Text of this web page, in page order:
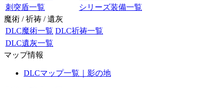
刺突盾一覧
シリーズ装備一覧
魔術 / 祈祷 / 遺灰
DLC魔術一覧 DLC祈祷一覧
DLC遺灰一覧
マップ情報
DLCマップ一覧｜影の地